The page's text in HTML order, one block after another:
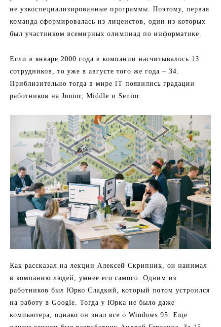
не узкоспециализированные программы. Поэтому, первая
команда сформировалась из лицеистов, один из которых
был участником всемирных олимпиад по информатике.
Если в январе 2000 года в компании насчитывалось 13
сотрудников, то уже в августе того же года – 34.
Приблизительно тогда в мире ІТ появились градации
работников на Junior, Middle и Senior.
Как рассказал на лекции Алексей Скрипник, он нанимал
в компанию людей, умнее его самого. Одним из
работников был Юрко Сладкий, который потом устроился
на работу в Google. Тогда у Юрка не было даже
компьютера, однако он знал все о Windows 95. Еще